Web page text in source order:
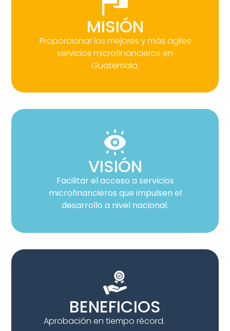
MISIÓN
Proporcionar los mejores y más ágiles
servicios microfinancieros en
Guatemala.
VISIÓN
Facilitar el acceso a servicios
microfinancieros que impulsen el
desarrollo a nivel nacional.
BENEFICIOS
Aprobación en tiempo récord.